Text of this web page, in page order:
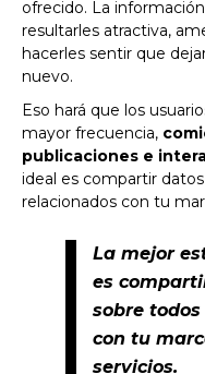
ofrecido. La
resultarles atractiva,
hacerles sentir que
nuevo.
Eso hará que los
mayor frecuencia,
publicaciones e
ideal es compartir
relacionados con tu
La mejor
es
sobre
con tu
servicios.